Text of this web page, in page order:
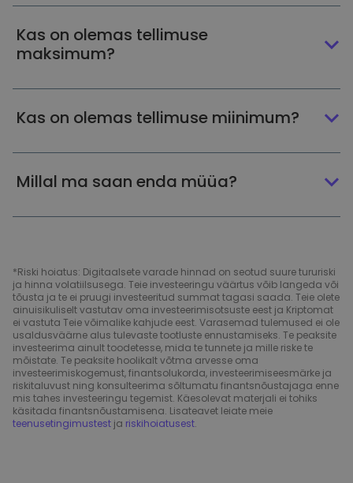
Kas on olemas tellimuse
maksimum?
Kas on olemas tellimuse miinimum?
Millal ma saan enda müüa?
*Riski hoiatus: Digitaalsete varade hinnad on seotud suure tururiski
ja hinna volatiilsusega. Teie investeeringu väärtus võib langeda või
tõusta ja te ei pruugi investeeritud summat tagasi saada. Teie olete
ainuisikuliselt vastutav oma investeerimisotsuste eest ja Kriptomat
ei vastuta Teie võimalike kahjude eest. Varasemad tulemused ei ole
usaldusväärne alus tulevaste tootluste ennustamiseks. Te peaksite
investeerima ainult toodetesse, mida te tunnete ja mille riske te
mõistate. Te peaksite hoolikalt võtma arvesse oma
investeerimiskogemust, finantsolukorda, investeerimiseesmärke ja
riskitaluvust ning konsulteerima sõltumatu finantsnõustajaga enne
mis tahes investeeringu tegemist. Käesolevat materjali ei tohiks
käsitada finantsnõustamisena. Lisateavet leiate meie
teenusetingimustest ja riskihoiatusest.